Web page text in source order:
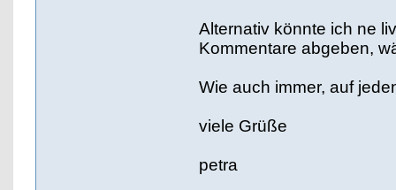
Alternativ könnte ich ne
Kommentare abgeben,
Wie auch immer, auf
viele Grüße
petra